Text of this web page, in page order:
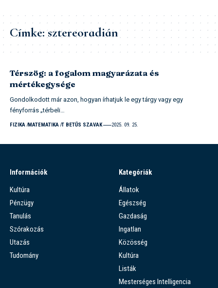
Címke:sztereoradián
Térszög: a fogalom magyarázata és
mértékegysége
Gondolkodott már azon, hogyan írhatjuk le egy tárgy vagy egy
fényforrás „térbeli…
FIZIKA MATEMATIKA T BETŰS SZAVAK 2025. 09. 25.
Információk
Kultúra
Pénzügy
Tanulás
Szórakozás
Utazás
Tudomány
Kategóriák
Állatok
Egészség
Gazdaság
Ingatlan
Közösség
Kultúra
Listák
Mesterséges Intelligencia